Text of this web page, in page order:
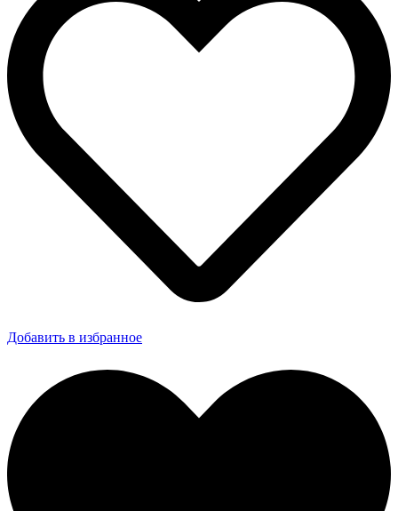
Добавить в избранное